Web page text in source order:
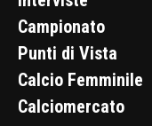
Campionato
Punti di Vista
Calcio Femminile
Calciomercato